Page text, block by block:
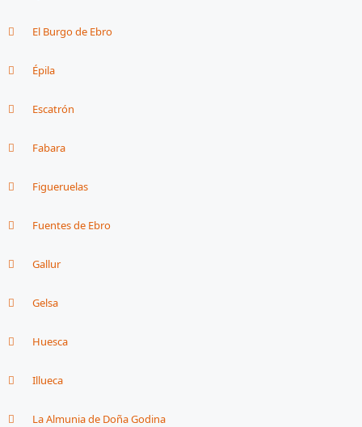
El Burgo de Ebro
Épila
Escatrón
Fabara
Figueruelas
Fuentes de Ebro
Gallur
Gelsa
Huesca
Illueca
La Almunia de Doña Godina